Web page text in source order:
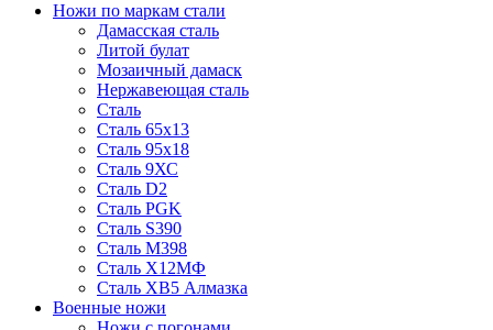
Ножи по маркам стали
Дамасская сталь
Литой булат
Мозаичный дамаск
Нержавеющая сталь
Сталь
Сталь 65х13
Сталь 95х18
Сталь 9ХС
Сталь D2
Сталь PGK
Сталь S390
Сталь M398
Сталь Х12МФ
Сталь ХВ5 Алмазка
Военные ножи